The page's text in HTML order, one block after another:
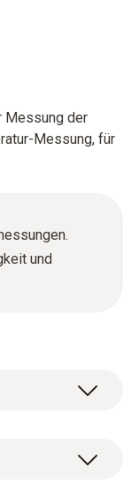
Messung der
Messung, für
und